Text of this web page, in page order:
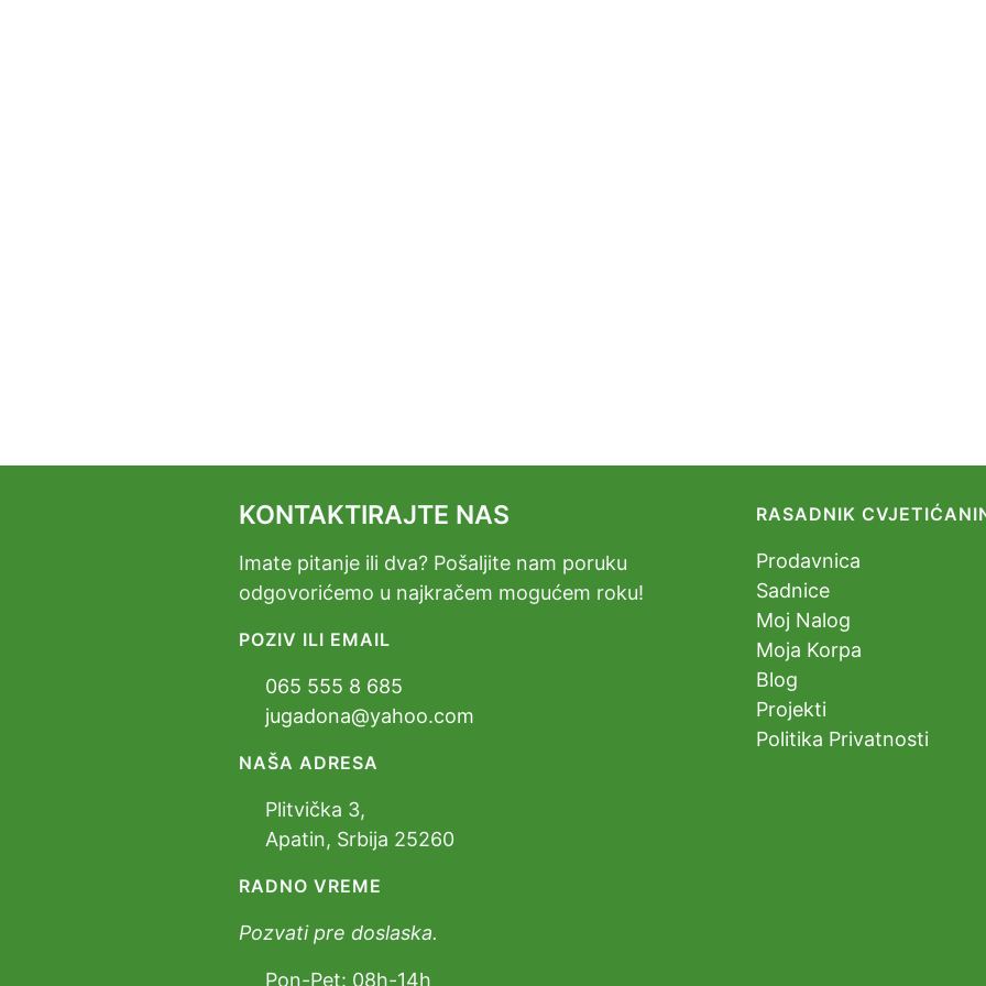
KONTAKTIRAJTE NAS
Imate pitanje ili dva? Pošaljite nam poruku
odgovorićemo u najkračem mogućem roku!
POZIV ILI EMAIL
065 555 8 685
jugadona@yahoo.com
NAŠA ADRESA
Plitvička 3,
Apatin, Srbija 25260
RADNO VREME
Pozvati pre doslaska.
Pon-Pet: 08h-14h
RASADNIK
Prodavnica
Sadnice
Moj Nalog
Moja Korpa
Blog
Projekti
Politika Privatnosti